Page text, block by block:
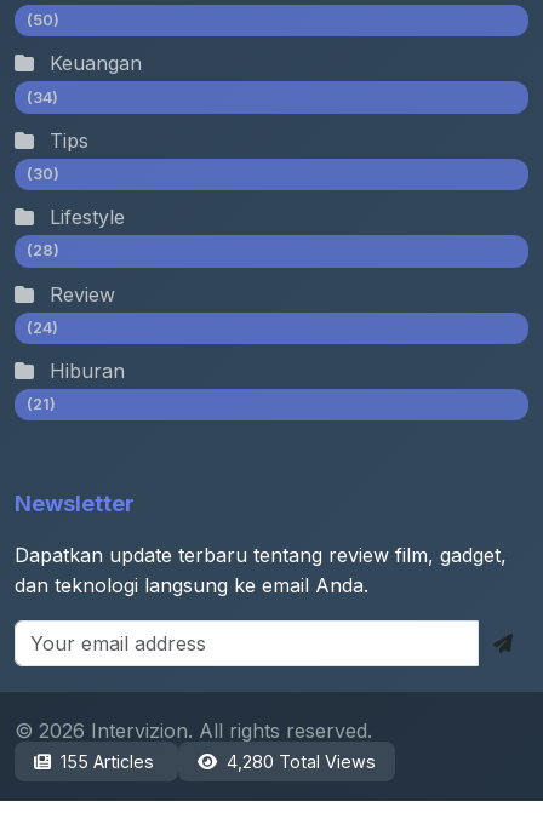
(50)
Keuangan
(34)
Tips
(30)
Lifestyle
(28)
Review
(24)
Hiburan
(21)
Newsletter
Dapatkan update terbaru tentang review film, gadget,
dan teknologi langsung ke email Anda.
© 2026 Intervizion. All rights reserved.
155 Articles 4,280 Total Views